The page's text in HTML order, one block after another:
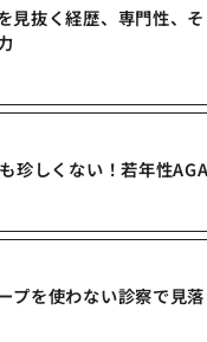
見抜く経歴、専門性、
珍しくない！若年性
プを使わない診察で見